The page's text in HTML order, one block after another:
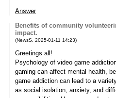
Answer
Benefits of community
impact.
(NewsS 2025-01-11 14:23)
Greetings all!
Psychology of video game
gaming can affect mental health,
game addiction can lead to a
as social isolation, anxiety, and